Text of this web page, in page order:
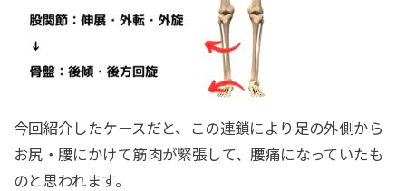
今回紹介したケースだと、この連鎖により足の外側から
お尻・腰にかけて筋肉が緊張して、腰痛になっていたも
のと思われます。